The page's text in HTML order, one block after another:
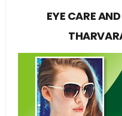
EYE CARE